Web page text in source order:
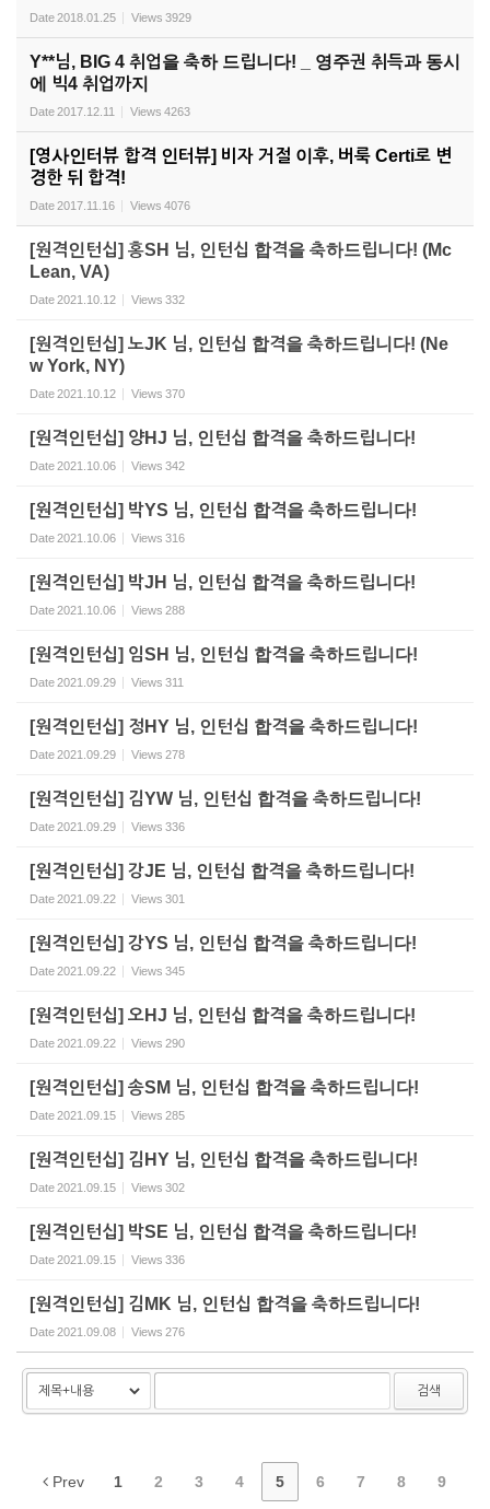
Date2018.01.25 Views 3929
Y**님, BIG 4 취업을 축하 드립니다! _ 영주권 취득과 동시
에 빅4 취업까지
Date2017.12.11 Views 4263
[영사인터뷰 합격 인터뷰] 비자 거절 이후, 버룩 Certi로 변
경한 뒤 합격!
Date2017.11.16 Views 4076
[원격인턴십] 홍SH 님, 인턴십 합격을 축하드립니다! (Mc
Lean, VA)
Date2021.10.12 Views 332
[원격인턴십] 노JK 님, 인턴십 합격을 축하드립니다! (Ne
w York, NY)
Date2021.10.12 Views 370
[원격인턴십] 양HJ 님, 인턴십 합격을 축하드립니다!
Date2021.10.06 Views 342
[원격인턴십] 박YS 님, 인턴십 합격을 축하드립니다!
Date2021.10.06 Views 316
[원격인턴십] 박JH 님, 인턴십 합격을 축하드립니다!
Date2021.10.06 Views 288
[원격인턴십] 임SH 님, 인턴십 합격을 축하드립니다!
Date2021.09.29 Views 311
[원격인턴십] 정HY 님, 인턴십 합격을 축하드립니다!
Date2021.09.29 Views 278
[원격인턴십] 김YW 님, 인턴십 합격을 축하드립니다!
Date2021.09.29 Views 336
[원격인턴십] 강JE 님, 인턴십 합격을 축하드립니다!
Date2021.09.22 Views 301
[원격인턴십] 강YS 님, 인턴십 합격을 축하드립니다!
Date2021.09.22 Views 345
[원격인턴십] 오HJ 님, 인턴십 합격을 축하드립니다!
Date2021.09.22 Views 290
[원격인턴십] 송SM 님, 인턴십 합격을 축하드립니다!
Date2021.09.15 Views 285
[원격인턴십] 김HY 님, 인턴십 합격을 축하드립니다!
Date2021.09.15 Views 302
[원격인턴십] 박SE 님, 인턴십 합격을 축하드립니다!
Date2021.09.15 Views 336
[원격인턴십] 김MK 님, 인턴십 합격을 축하드립니다!
Date2021.09.08 Views 276
검색
Prev 1 2 3 4 5 6 7 8 9